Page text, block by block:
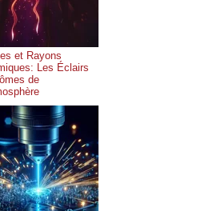
et Rayons
Les Éclairs
de